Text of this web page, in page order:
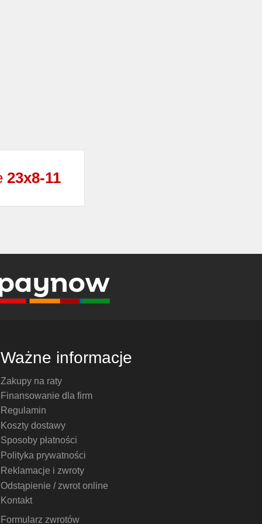
23x8-11
Ważne informacje
Zakupy na raty
Finansowanie dla firm
Regulamin
Koszty dostawy
Sposoby płatności
Polityka prywatności
Reklamacje i zwroty
Odstąpienie / zwrot online
Kontakt
Formularz zwrotów